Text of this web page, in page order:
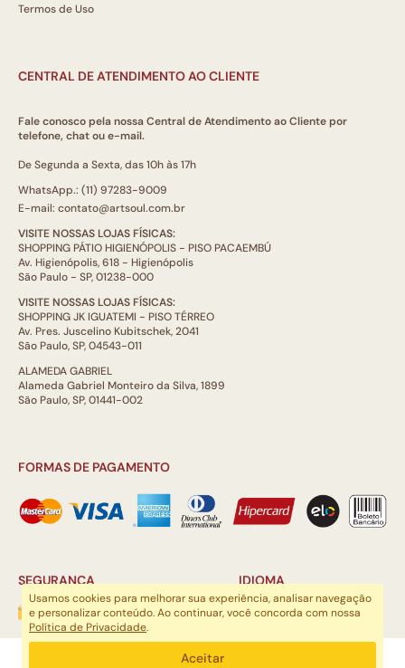
Termos de Uso
CENTRAL DE ATENDIMENTO AO CLIENTE
Fale conosco pela nossa Central de Atendimento ao Cliente por
telefone, chat ou e-mail.
De Segunda a Sexta, das 10h às 17h
WhatsApp.: (11) 97283-9009
E-mail: contato@artsoul.com.br
VISITE NOSSAS LOJAS FÍSICAS:
SHOPPING PÁTIO HIGIENÓPOLIS - PISO PACAEMBÚ
Av. Higienópolis, 618 - Higienópolis
São Paulo - SP, 01238-000
VISITE NOSSAS LOJAS FÍSICAS:
SHOPPING JK IGUATEMI - PISO TÉRREO
Av. Pres. Juscelino Kubitschek, 2041
São Paulo, SP, 04543-011
ALAMEDA GABRIEL
Alameda Gabriel Monteiro da Silva, 1899
São Paulo, SP, 01441-002
FORMAS DE PAGAMENTO
SEGURANÇA IDIOMA
ARTSOUL COMUNICAÇÃO DIGITAL LTDA | CNPJ: 29.752.781/0001-52
Usamos cookies para melhorar sua experiência, analisar navegação
e personalizar conteúdo. Ao continuar, você concorda com nossa
Política de Privacidade.
Aceitar